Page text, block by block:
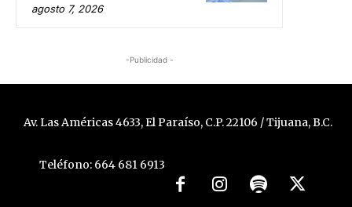
agosto 7, 2026
-Publicidad -
Av. Las Américas 4633, El Paraíso, C.P. 22106 / Tijuana, B.C.
Teléfono: 664 681 6913